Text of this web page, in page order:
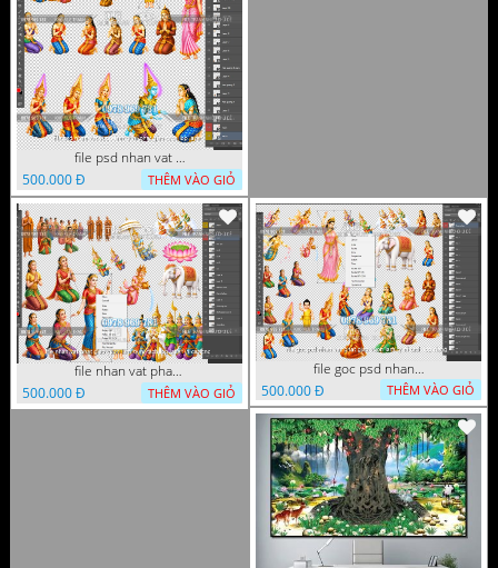
file psd nhan vat vuon lam ty ni phat giao tach lop layer
500.000 Đ
THÊM VÀO GIỎ
file nhan vat phat giao vuon lam ty ni tach lop layer in cat cnc
500.000 Đ
THÊM VÀO GIỎ
file goc psd nhan vat phat giao vuon lam ty ni tach lop rieng
500.000 Đ
THÊM VÀO GIỎ